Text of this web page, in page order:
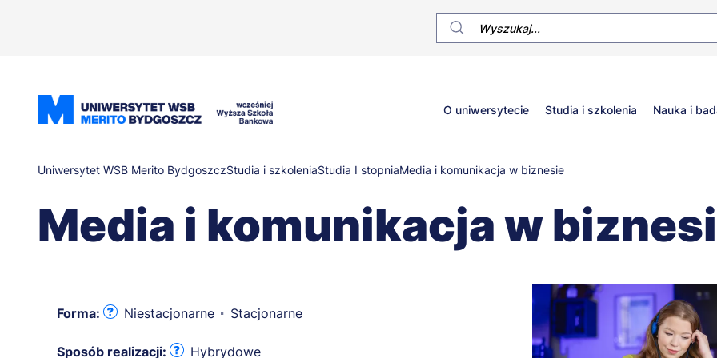
Główne
menu
O uniwersytecie Studia i szkolenia Nauka i
Ścieżka
nawigacyjna
Uniwersytet WSB Merito BydgoszczStudia i szkoleniaStudia I stopniaMedia i komunikacja w biznesie
Media i komunikacja w
Forma: Niestacjonarne Stacjonarne
Sposób realizacji:
Hybrydowe